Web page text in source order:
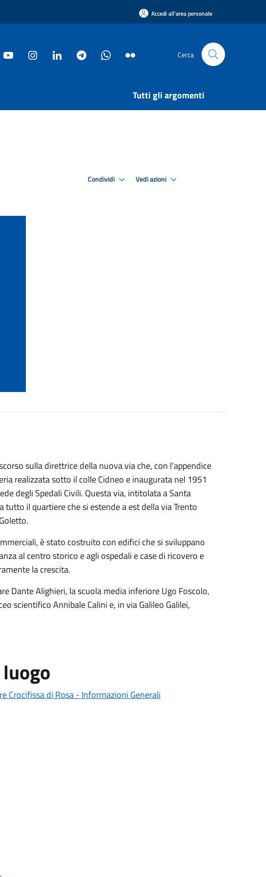
Accedi all'area personale
Cerca
Tutti gli argomenti
Condividi Vedi azioni
sulla direttrice della nuova via che, con l’appendice
realizzata sotto il colle Cidneo e inaugurata nel 1951
degli Spedali Civili. Questa via, intitolata a Santa
tutto il quartiere che si estende a est della via Trento
è stato costruito con edifici che si sviluppano
al centro storico e agli ospedali e case di ricovero e
la crescita.
Dante Alighieri, la scuola media inferiore Ugo Foscolo,
scientifico Annibale Calini e, in via Galileo Galilei,
Crocifissa di Rosa - Informazioni Generali